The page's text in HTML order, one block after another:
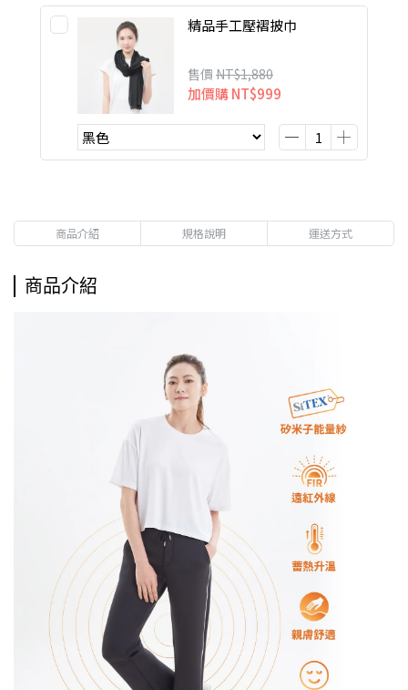
精品手工壓褶披巾
售價 NT$1,880
加價購NT$999
商品介紹 規格說明 運送方式
商品介紹